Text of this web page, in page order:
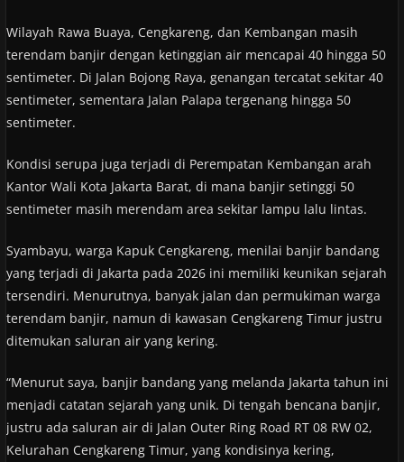
Wilayah Rawa Buaya, Cengkareng, dan Kembangan masih
terendam banjir dengan ketinggian air mencapai 40 hingga 50
sentimeter. Di Jalan Bojong Raya, genangan tercatat sekitar 40
sentimeter, sementara Jalan Palapa tergenang hingga 50
sentimeter.
Kondisi serupa juga terjadi di Perempatan Kembangan arah
Kantor Wali Kota Jakarta Barat, di mana banjir setinggi 50
sentimeter masih merendam area sekitar lampu lalu lintas.
Syambayu, warga Kapuk Cengkareng, menilai banjir bandang
yang terjadi di Jakarta pada 2026 ini memiliki keunikan sejarah
tersendiri. Menurutnya, banyak jalan dan permukiman warga
terendam banjir, namun di kawasan Cengkareng Timur justru
ditemukan saluran air yang kering.
“Menurut saya, banjir bandang yang melanda Jakarta tahun ini
menjadi catatan sejarah yang unik. Di tengah bencana banjir,
justru ada saluran air di Jalan Outer Ring Road RT 08 RW 02,
Kelurahan Cengkareng Timur, yang kondisinya kering,